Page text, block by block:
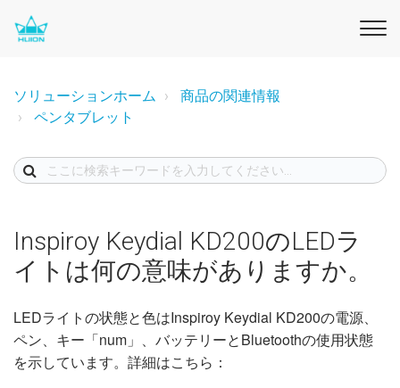
ソリューションホーム
商品の関連情報
ペンタブレット
Inspiroy Keydial KD200のLEDラ
イトは何の意味がありますか。
LEDライトの状態と色はInspiroy Keydial KD200の電源、
ペン、キー「num」、バッテリーとBluetoothの使用状態
を示しています。詳細はこちら：